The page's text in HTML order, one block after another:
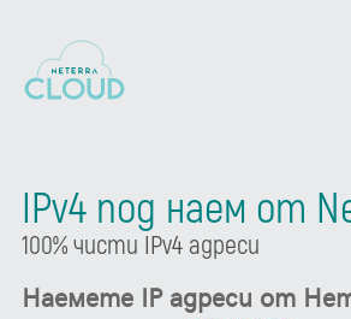
IPv4 под наем от
100% чисти IPv4 адреси
Наемете IP адреси от